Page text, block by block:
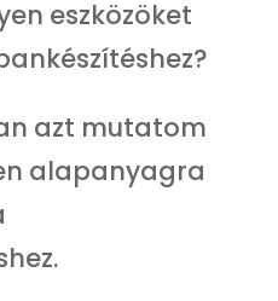
eszközöket
azt mutatom
alapanyagra